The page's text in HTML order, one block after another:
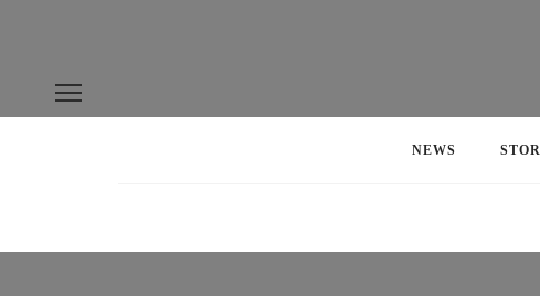
NEWS